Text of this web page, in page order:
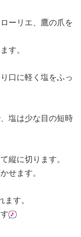
ーリエ、鷹の爪を
す。
口に軽く塩をふっ
塩は少な目の短時
縦に切ります。
せます。
す。